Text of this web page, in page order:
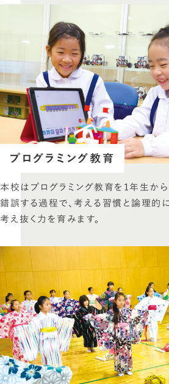
プログラミング教育
本校はプログラミング教育を1年生から
錯誤する過程で、考える習慣と論理的
考え抜く力を育みます。